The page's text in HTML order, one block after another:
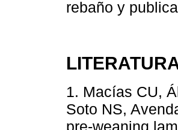
rebaño y
1. Macías CU,
Soto NS,